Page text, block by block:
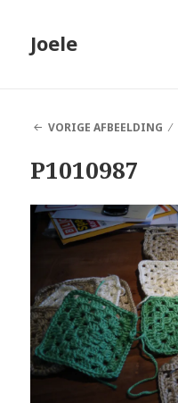
Joele
VORIGE AFBEELDING
P1010987